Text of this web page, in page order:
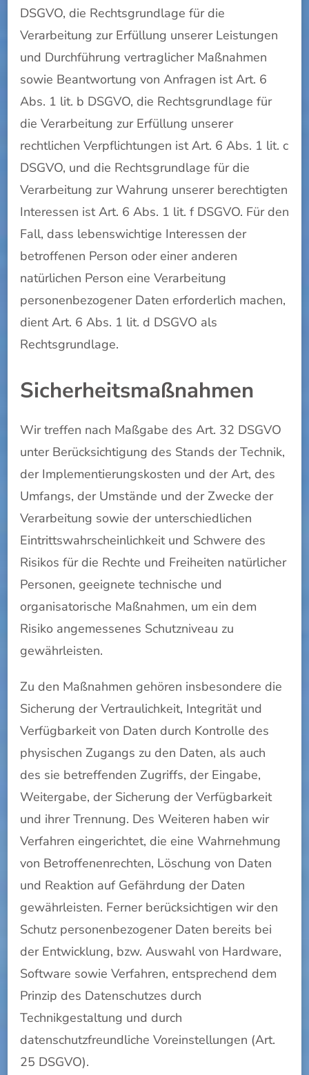
DSGVO, die Rechtsgrundlage für die
Verarbeitung zur Erfüllung unserer Leistungen
und Durchführung vertraglicher Maßnahmen
sowie Beantwortung von Anfragen ist Art. 6
Abs. 1 lit. b DSGVO, die Rechtsgrundlage für
die Verarbeitung zur Erfüllung unserer
rechtlichen Verpflichtungen ist Art. 6 Abs. 1 lit. c
DSGVO, und die Rechtsgrundlage für die
Verarbeitung zur Wahrung unserer berechtigten
Interessen ist Art. 6 Abs. 1 lit. f DSGVO. Für den
Fall, dass lebenswichtige Interessen der
betroffenen Person oder einer anderen
natürlichen Person eine Verarbeitung
personenbezogener Daten erforderlich machen,
dient Art. 6 Abs. 1 lit. d DSGVO als
Rechtsgrundlage.
Sicherheitsmaßnahmen
Wir treffen nach Maßgabe des Art. 32 DSGVO
unter Berücksichtigung des Stands der Technik,
der Implementierungskosten und der Art, des
Umfangs, der Umstände und der Zwecke der
Verarbeitung sowie der unterschiedlichen
Eintrittswahrscheinlichkeit und Schwere des
Risikos für die Rechte und Freiheiten natürlicher
Personen, geeignete technische und
organisatorische Maßnahmen, um ein dem
Risiko angemessenes Schutzniveau zu
gewährleisten.
Zu den Maßnahmen gehören insbesondere die
Sicherung der Vertraulichkeit, Integrität und
Verfügbarkeit von Daten durch Kontrolle des
physischen Zugangs zu den Daten, als auch
des sie betreffenden Zugriffs, der Eingabe,
Weitergabe, der Sicherung der Verfügbarkeit
und ihrer Trennung. Des Weiteren haben wir
Verfahren eingerichtet, die eine Wahrnehmung
von Betroffenenrechten, Löschung von Daten
und Reaktion auf Gefährdung der Daten
gewährleisten. Ferner berücksichtigen wir den
Schutz personenbezogener Daten bereits bei
der Entwicklung, bzw. Auswahl von Hardware,
Software sowie Verfahren, entsprechend dem
Prinzip des Datenschutzes durch
Technikgestaltung und durch
datenschutzfreundliche Voreinstellungen (Art.
25 DSGVO).